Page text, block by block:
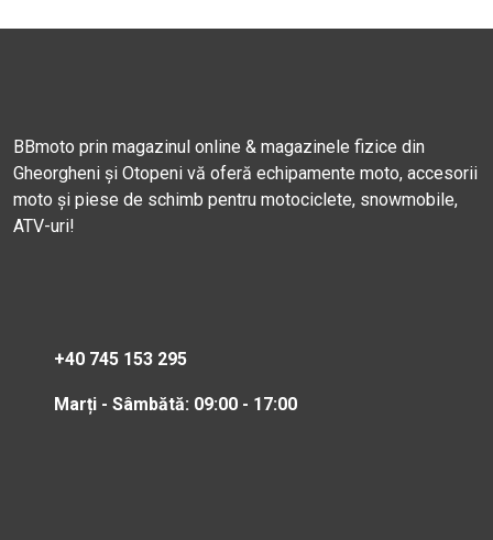
BBmoto prin magazinul online & magazinele fizice din
Gheorgheni și Otopeni vă oferă echipamente moto, accesorii
moto și piese de schimb pentru motociclete, snowmobile,
ATV-uri!
+40 745 153 295
Marți - Sâmbătă: 09:00 - 17:00